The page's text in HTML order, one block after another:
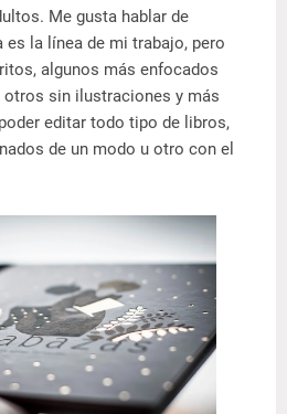
Me gusta hablar de
la línea de mi trabajo, pero
algunos más enfocados
sin ilustraciones y más
editar todo tipo de libros,
de un modo u otro con el